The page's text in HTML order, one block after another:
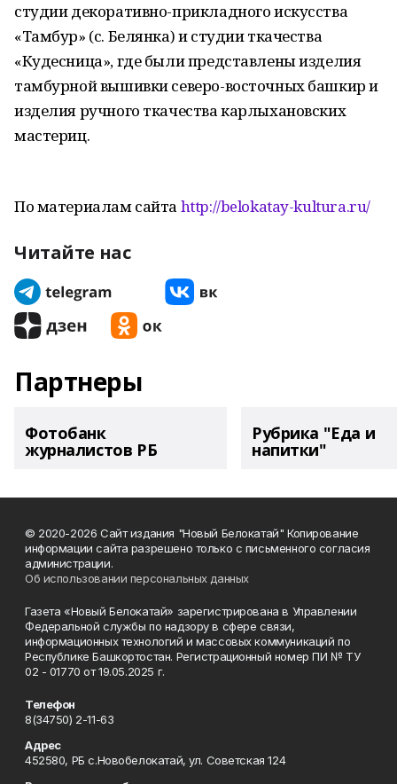
студии декоративно-прикладного искусства
«Тамбур» (с. Белянка) и студии ткачества
«Кудесница», где были представлены изделия
тамбурной вышивки северо-восточных башкир и
изделия ручного ткачества карлыхановских
мастериц.
По материалам сайта http://belokatay-kultura.ru/
Читайте нас
Партнеры
Фотобанк
журналистов РБ
Рубрика "Еда и
напитки"
© 2020-2026 Сайт издания "Новый Белокатай" Копирование
информации сайта разрешено только с письменного согласия
администрации.
Об использовании персональных данных
Газета «Новый Белокатай» зарегистрирована в Управлении
Федеральной службы по надзору в сфере связи,
информационных технологий и массовых коммуникаций по
Республике Башкортостан. Регистрационный номер ПИ № ТУ
02 - 01770 от 19.05.2025 г.
Телефон
8(34750) 2-11-63
Адрес
452580, РБ с.Новобелокатай, ул. Советская 124